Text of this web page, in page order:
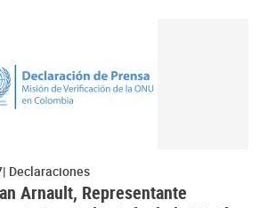
Declaraciones
Arnault, Representante